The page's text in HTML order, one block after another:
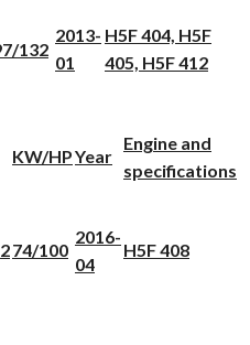
132
2013-
01
H5F 404, H5F
405, H5F 412
KW/HPYear
Engine and
specifications
74/100
2016-
04
H5F 408